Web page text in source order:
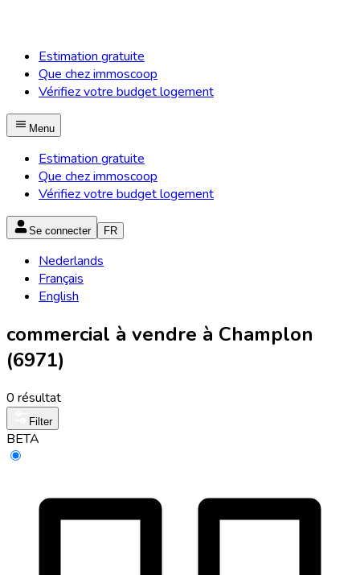
Estimation gratuite
Que chez immoscoop
Vérifiez votre budget logement
Menu
Estimation gratuite
Que chez immoscoop
Vérifiez votre budget logement
Se connecter FR
Nederlands
Français
English
commercial à vendre à Champlon
(6971)
0 résultat
Filter
BETA